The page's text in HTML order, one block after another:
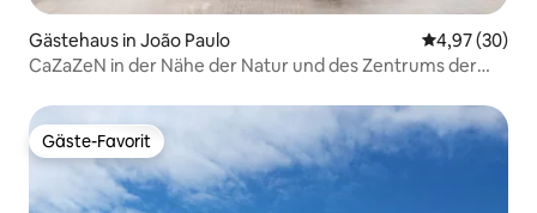
Gästehaus in João Paulo
4,97 (30)
CaZaZeN in der Nähe der Natur und des Zentrums der
Gäste-Favorit
Gäste-Favorit